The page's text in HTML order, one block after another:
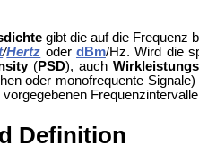
gibt die auf die Frequenz
/Hertz oder dBm/Hz. Wird die
(PSD), auch
oder monofrequente
Definition